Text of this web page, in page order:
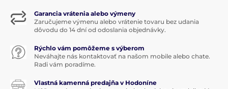
Garancia vrátenia alebo výmeny
Zaručujeme výmenu alebo vrátenie tovaru bez udania
dôvodu do 14 dní od odoslania objednávky.
Rýchlo vám pomôžeme s výberom
Neváhajte nás kontaktovať na našom mobile alebo chate.
Radi vám poradíme.
Vlastná kamenná predajňa v Hodoníne